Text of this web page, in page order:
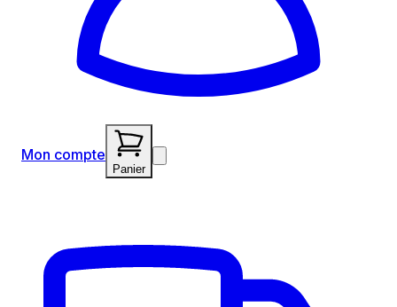
Mon compte
Panier